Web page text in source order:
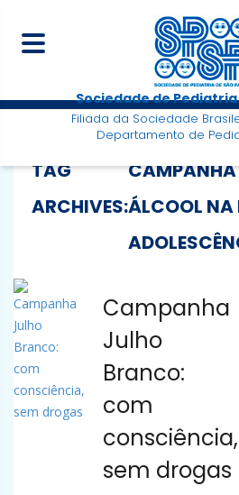
Sociedade de Pediatria
Filiada da Sociedade
Departamento de
TAG
ARCHIVES:ÁLCOOL NA
Campanha
Julho
Branco:
com
consciência,
sem drogas